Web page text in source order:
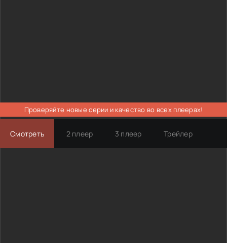
Проверяйте новые серии и качество во всех плеерах!
Смотреть 2 плеер 3 плеер Трейлер